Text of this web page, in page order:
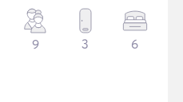
9 3 6